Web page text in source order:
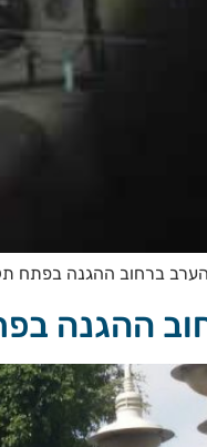
ברחוב ההגנה בפתח
ההגנה